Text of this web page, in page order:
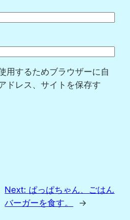
用するためブラウザーに自
ドレス、サイトを保存す
Next: ぱっぱちゃん、ごはん
バーガーを食す。
→